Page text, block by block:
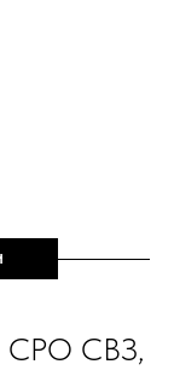
СРО СВЗ,